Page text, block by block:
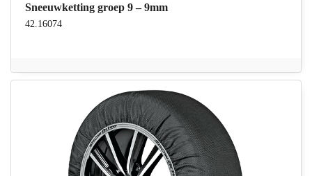
Sneeuwketting groep 9 – 9mm
42.16074